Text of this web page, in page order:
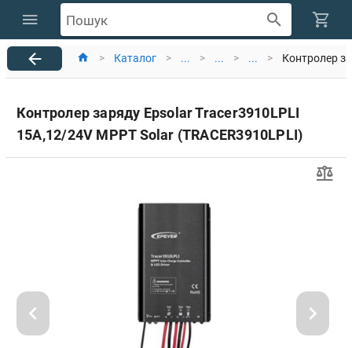
Пошук
> Каталог > ... > ... > ... > Контролер
Контролер заряду Epsolar Tracer3910LPLI
15A,12/24V MPPT Solar (TRACER3910LPLI)